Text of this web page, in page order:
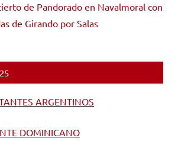
de Pandorado en Navalmoral con
de Girando por Salas
ARGENTINOS
DOMINICANO